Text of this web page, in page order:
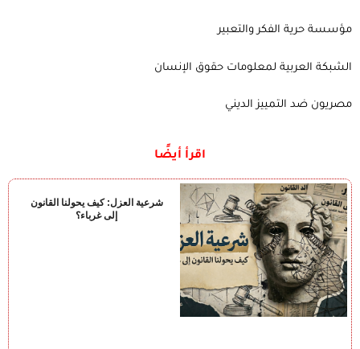
مؤسسة حرية الفكر والتعبير
الشبكة العربية لمعلومات حقوق الإنسان
مصريون ضد التمييز الديني
اقرأ أيضًا
شرعية العزل: كيف يحولنا القانون
إلى غرباء؟